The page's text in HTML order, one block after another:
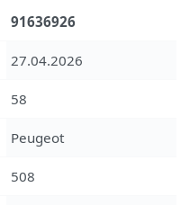
91636926
27.04.2026
58
Peugeot
508